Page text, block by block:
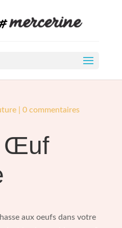
| 0 commentaires
Œuf
aux oeufs dans votre